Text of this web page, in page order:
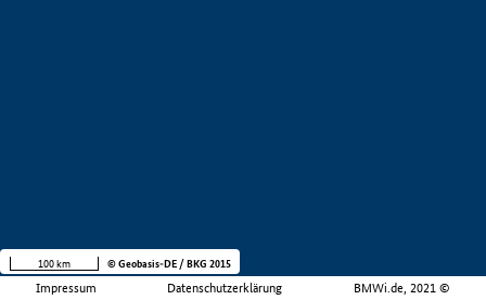
Impressum Datenschutzerklärung BMWi.de, 2021 ©
100 km © Geobasis-DE / BKG 2015